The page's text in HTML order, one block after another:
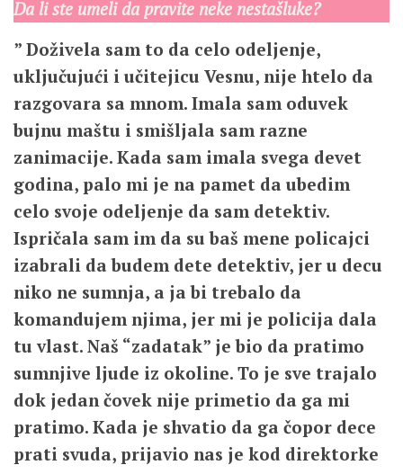
Da li ste umeli da pravite neke nestašluke?
” Doživela sam to da celo odeljenje,
uključujući i učitejicu Vesnu, nije htelo da
razgovara sa mnom. Imala sam oduvek
bujnu maštu i smišljala sam razne
zanimacije. Kada sam imala svega devet
godina, palo mi je na pamet da ubedim
celo svoje odeljenje da sam detektiv.
Ispričala sam im da su baš mene policajci
izabrali da budem dete detektiv, jer u decu
niko ne sumnja, a ja bi trebalo da
komandujem njima, jer mi je policija dala
tu vlast. Naš “zadatak” je bio da pratimo
sumnjive ljude iz okoline. To je sve trajalo
dok jedan čovek nije primetio da ga mi
pratimo. Kada je shvatio da ga čopor dece
prati svuda, prijavio nas je kod direktorke